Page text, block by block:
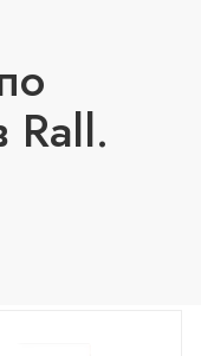
Rall.